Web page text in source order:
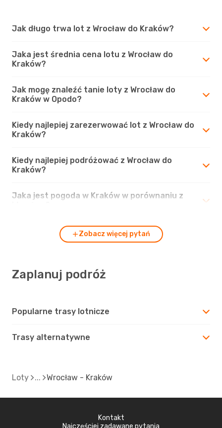
Jak długo trwa lot z Wrocław do Kraków?
Jaka jest średnia cena lotu z Wrocław do
Kraków?
Jak mogę znaleźć tanie loty z Wrocław do
Kraków w Opodo?
Kiedy najlepiej zarezerwować lot z Wrocław do
Kraków?
Kiedy najlepiej podróżować z Wrocław do
Kraków?
Jaka jest pogoda w Kraków w porównaniu z
Zobacz więcej pytań
Zaplanuj podróż
Popularne trasy lotnicze
Trasy alternatywne
Loty Wrocław - Kraków
Kontakt
Najczęściej zadawane pytania